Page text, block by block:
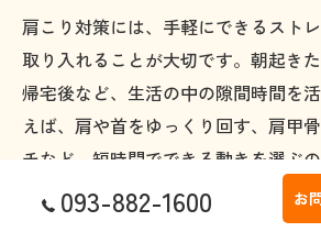
肩こり対策には、手軽にできるスト
取り入れることが大切です。朝起き
帰宅後など、生活の中の隙間時間を
えば、肩や首をゆっくり回す、肩甲骨
チなど、短時間でできる動きを選ぶ
継続的なストレッチ習慣が、肩こり
093-882-1600 お